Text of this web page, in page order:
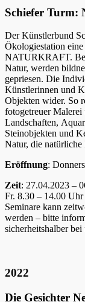
Schiefer Turm:
Der Künstlerbund
Ökologiestation
NATURKRAFT.
Natur, werden
gepriesen. Die
Künstlerinnen und
Objekten wider. So
fotogetreuer Malerei
Landschaften,
Steinobjekten und
Natur, die
Eröffnung:
Zeit: 27.04.2023 –
Fr. 8.30 – 14.00
Seminare kann
werden – bitte
sicherheitshalber bei
2022
Die Gesichter